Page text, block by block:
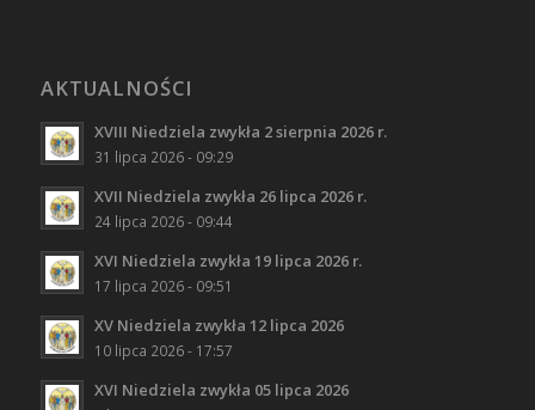
AKTUALNOŚCI
XVIII Niedziela zwykła 2 sierpnia 2026 r.
31 lipca 2026 - 09:29
XVII Niedziela zwykła 26 lipca 2026 r.
24 lipca 2026 - 09:44
XVI Niedziela zwykła 19 lipca 2026 r.
17 lipca 2026 - 09:51
XV Niedziela zwykła 12 lipca 2026
10 lipca 2026 - 17:57
XVI Niedziela zwykła 05 lipca 2026